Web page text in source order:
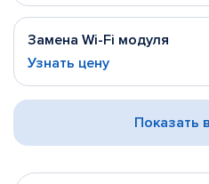
Замена Wi-Fi модуля
Узнать цену
Показать